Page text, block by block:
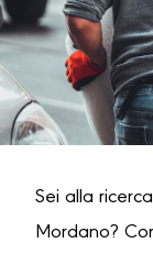
Sei alla
Mordano?